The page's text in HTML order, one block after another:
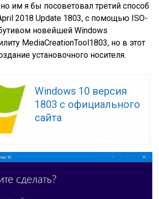
им я бы посоветовал третий способ
2018 Update 1803, с помощью ISO-
новейшей Windows
MediaCreationTool1803, но в этот
установочного носителя.
Windows 10 версия
1803 с официального
сайта